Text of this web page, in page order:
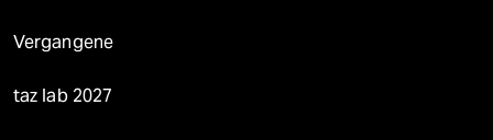
Vergangene
taz lab 2027